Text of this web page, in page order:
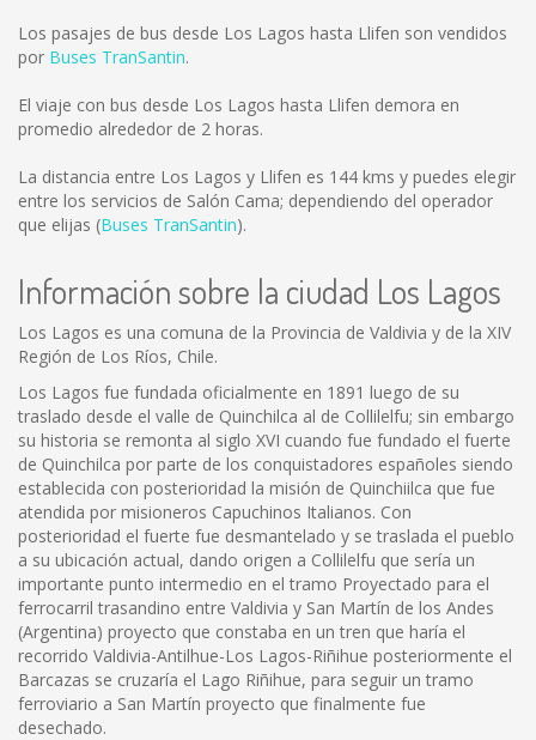
Los pasajes de bus desde Los Lagos hasta Llifen son vendidos
por Buses TranSantin.
El viaje con bus desde Los Lagos hasta Llifen demora en
promedio alrededor de 2 horas.
La distancia entre Los Lagos y Llifen es 144 kms y puedes elegir
entre los servicios de Salón Cama; dependiendo del operador
que elijas (Buses TranSantin).
Información sobre la ciudad Los Lagos
Los Lagos es una comuna de la Provincia de Valdivia y de la XIV
Región de Los Ríos, Chile.
Los Lagos fue fundada oficialmente en 1891 luego de su
traslado desde el valle de Quinchilca al de Collilelfu; sin embargo
su historia se remonta al siglo XVI cuando fue fundado el fuerte
de Quinchilca por parte de los conquistadores españoles siendo
establecida con posterioridad la misión de Quinchiilca que fue
atendida por misioneros Capuchinos Italianos. Con
posterioridad el fuerte fue desmantelado y se traslada el pueblo
a su ubicación actual, dando origen a Collilelfu que sería un
importante punto intermedio en el tramo Proyectado para el
ferrocarril trasandino entre Valdivia y San Martín de los Andes
(Argentina) proyecto que constaba en un tren que haría el
recorrido Valdivia-Antilhue-Los Lagos-Riñihue posteriormente el
Barcazas se cruzaría el Lago Riñihue, para seguir un tramo
ferroviario a San Martín proyecto que finalmente fue
desechado.